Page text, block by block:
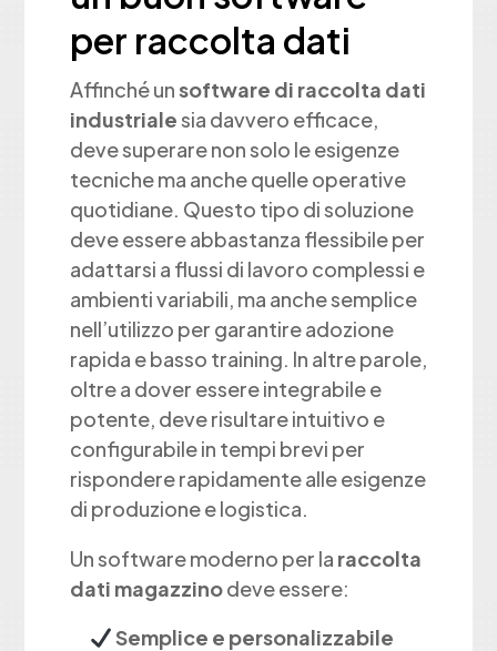
per raccolta dati
Affinché unsoftware di raccolta dati
industrialesia davvero efficace,
deve superare non solo le esigenze
tecniche ma anche quelle operative
quotidiane. Questo tipo di soluzione
deve essere abbastanza flessibile per
adattarsi a flussi di lavoro complessi e
ambienti variabili, ma anche semplice
nell’utilizzo per garantire adozione
rapida e basso training. In altre parole,
oltre a dover essere integrabile e
potente, deve risultare intuitivo e
configurabile in tempi brevi per
rispondere rapidamente alle esigenze
di produzione e logistica.
Un software moderno per la raccolta
dati magazzinodeve essere:
Semplice e personalizzabile